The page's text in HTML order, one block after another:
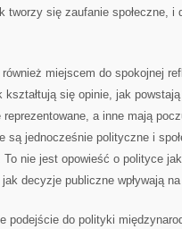
tworzy się zaufanie społeczne, i
miejscem do spokojnej
kształtują się opinie, jak
reprezentowane, a inne mają
są jednocześnie polityczne i
nie jest opowieść o polityce
decyzje publiczne wpływają
podejście do polityki